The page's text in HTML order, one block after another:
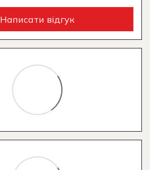
Написати відгук